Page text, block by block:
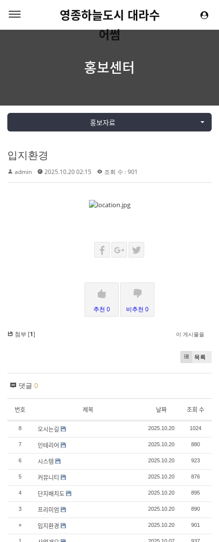
영종하늘도시 대라수
어썸
홍보센터
홍보자료
입지환경
admin 2025.10.20 02:15 조회 수 : 901
추천 0 비추천 0
첨부 [1] 이 게시물을
목록
댓글 0
번호 제목 날짜 조회 수
8 오시는길 2025.10.20 1024
7 인테리어 2025.10.20 880
6 시스템 2025.10.20 923
5 커뮤니티 2025.10.20 876
4 단지배치도 2025.10.20 895
3 프리미엄 2025.10.20 890
» 입지환경 2025.10.20 901